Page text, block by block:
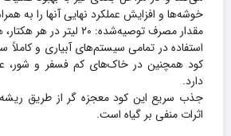
خوشه‌ها و افزایش عملکرد نهایی آنها را به
مقدار مصرف توصیه‌شده: ۲۰
استفاده در تمامی سیستم‌های آبیاری و کاملاً
کود همچنین در خاک‌های کم‌ فسفر و شور،
دارد.
جذب سریع این کود معجزه گر از طریق
اثرات منفی بر گیاه است.